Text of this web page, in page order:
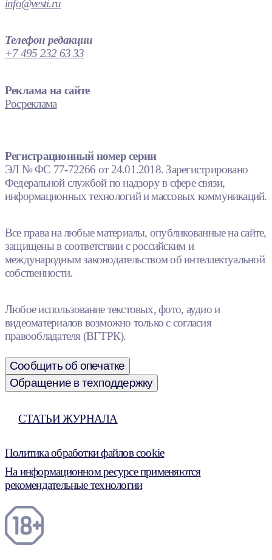
info@vesti.ru
Телефон редакции
+7 495 232 63 33
Реклама на сайте
Росреклама
Регистрационный номер серии
ЭЛ № ФС 77-72266 от 24.01.2018. Зарегистрировано
Федеральной службой по надзору в сфере связи,
информационных технологий и массовых коммуникаций.
Все права на любые материалы, опубликованные на сайте,
защищены в соответствии с российским и
международным законодательством об интеллектуальной
собственности.
Любое использование текстовых, фото, аудио и
видеоматериалов возможно только с согласия
правообладателя (ВГТРК).
Сообщить об опечатке
Обращение в техподдержку
СТАТЬИ ЖУРНАЛА
Политика обработки файлов cookie
На информационном ресурсе применяются
рекомендательные технологии